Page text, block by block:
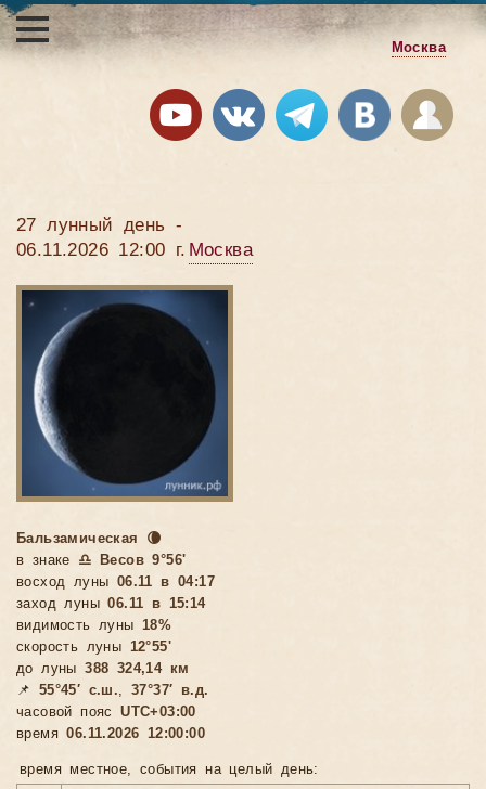
Москва
27 лунный день -
06.11.2026 12:00 г. Москва
Бальзамическая 🌘
в знаке ♎ Весов 9°56'
восход луны 06.11 в 04:17
заход луны06.11 в 15:14
видимость луны 18%
скорость луны 12°55'
до луны388 324,14 км
📌 55°45′ с.ш.,37°37′ в.д.
часовой поясUTC+03:00
время06.11.2026 12:00:00
время местное, cобытия на целый день: